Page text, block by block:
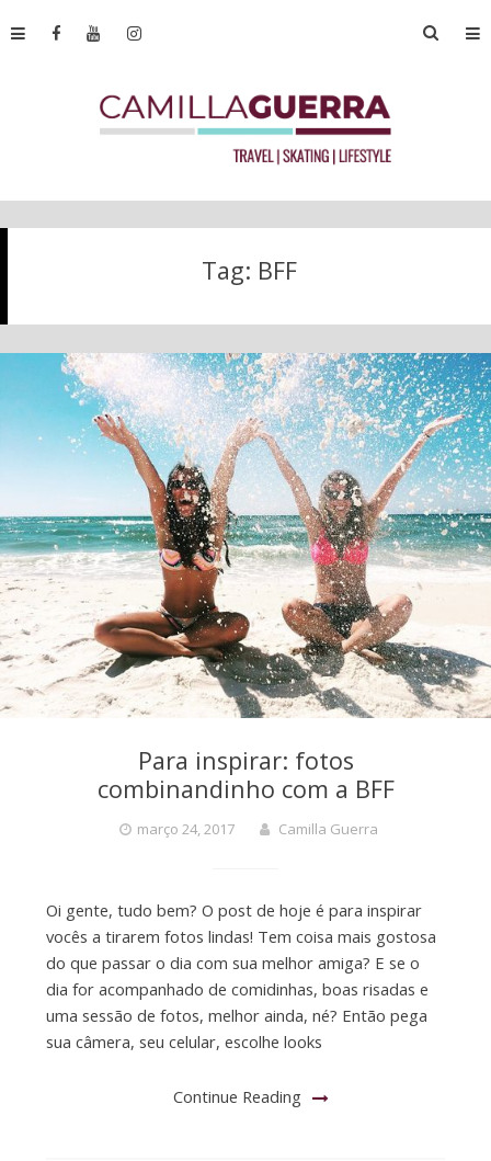
Tag: BFF
Para inspirar: fotos
combinandinho com a BFF
março 24, 2017 Camilla Guerra
Oi gente, tudo bem? O post de hoje é para inspirar
vocês a tirarem fotos lindas! Tem coisa mais gostosa
do que passar o dia com sua melhor amiga? E se o
dia for acompanhado de comidinhas, boas risadas e
uma sessão de fotos, melhor ainda, né? Então pega
sua câmera, seu celular, escolhe looks
Continue Reading